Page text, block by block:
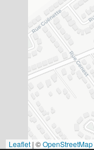
| ©OpenStreetMap